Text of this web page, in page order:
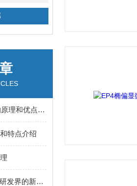
原子力显微镜AFM的原理和优点介绍
特点介绍
Park FX40 纳米科学研发界的新星 全自动原子力显微镜